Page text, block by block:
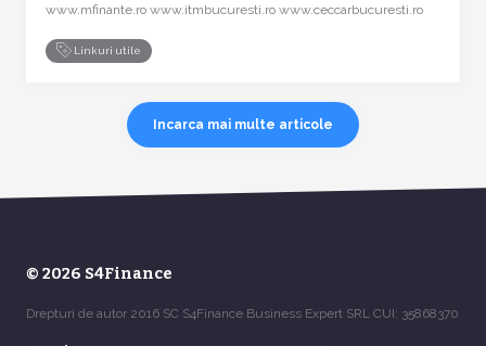
www.mfinante.ro www.itmbucuresti.ro www.ceccarbucuresti.ro
Linkuri utile
Incarca mai multe articole
© 2026 S4Finance
Drepturi de autor 2016 SC S4Finance Business Expert SRL CUI: 35868370